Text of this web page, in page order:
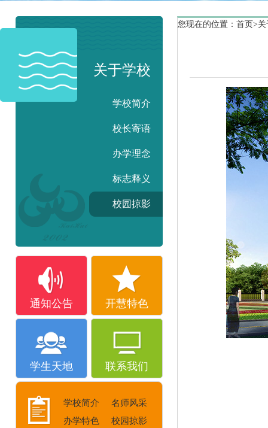
关于学校
学校简介
校长寄语
办学理念
标志释义
校园掠影
通知公告 开慧特色
学生天地 联系我们
学校简介
名师风采
办学特色
校园掠影
您现在的位置： 首页>